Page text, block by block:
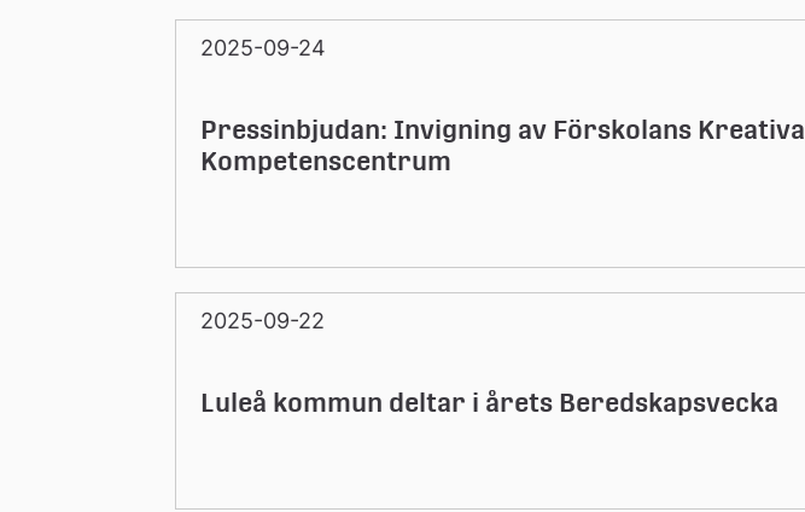
2025-09-24
Pressinbjudan: Invigning av Förskolans Kreativa
Kompetenscentrum
2025-09-22
Luleå kommun deltar i årets Beredskapsvecka